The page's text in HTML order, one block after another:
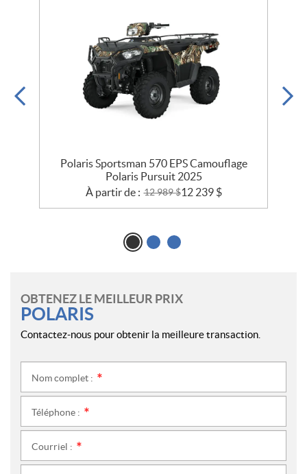
Polaris Sportsman 570 EPS Camouflage
Polaris Pursuit 2025
À partir de : 12 989$12 239 $
OBTENEZ LE MEILLEUR PRIX
POLARIS
Contactez-nous pour obtenir la meilleure transaction.
Nom complet :
Téléphone :
Courriel :